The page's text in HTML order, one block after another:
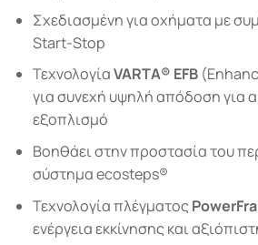
Σχεδιασμένη για οχήματα με
Start-Stop
ΤεχνολογίαVARTA® EFB
για συνεχή υψηλή απόδοση για
εξοπλισμό
Βοηθάει στην προστασία του
σύστημα ecosteps®
Τεχνολογία πλέγµατος
ενέργεια εκκίνησης και